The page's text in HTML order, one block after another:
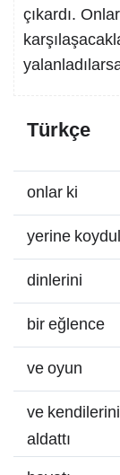
çıkardı.
Türkçe
onlar ki
yerine
dinlerini
bir eğlence
ve oyun
ve kendilerini
aldattı